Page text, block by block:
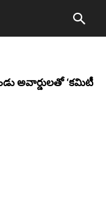
అవార్డులతో ‘కమిటీ